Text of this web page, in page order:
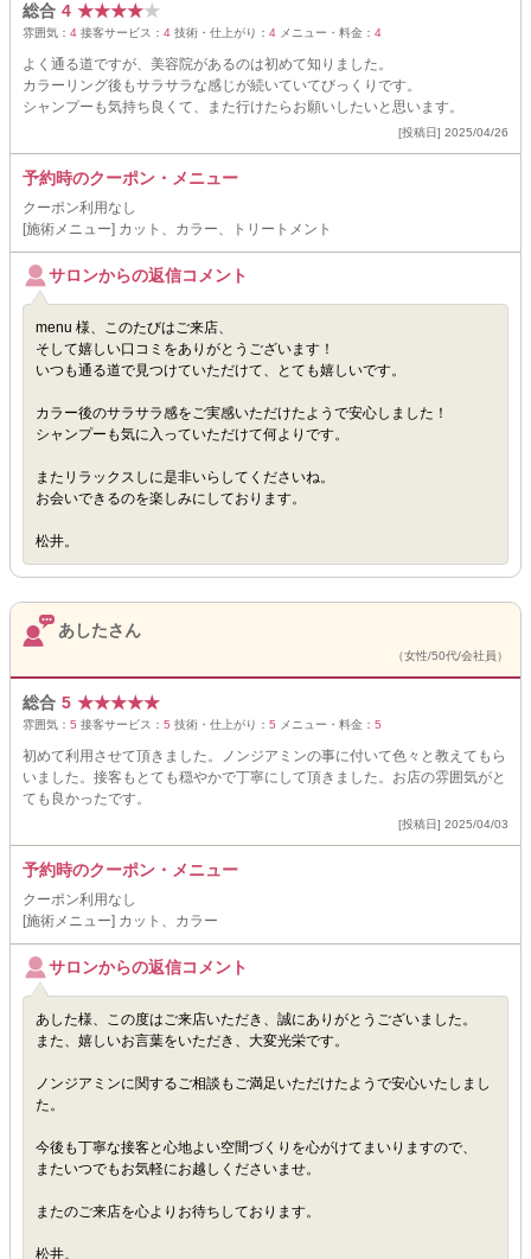
総合 4 ★★★★★
雰囲気： 4 接客サービス： 4 技術・仕上がり： 4 メニュー・料金： 4
よく通る道ですが、美容院があるのは初めて知りました。
カラーリング後もサラサラな感じが続いていてびっくりです。
シャンプーも気持ち良くて、また行けたらお願いしたいと思います。
[投稿日] 2025/04/26
予約時のクーポン・メニュー
クーポン利用なし
[施術メニュー] カット、カラー、トリートメント
サロンからの返信コメント
menu 様、このたびはご来店、
そして嬉しい口コミをありがとうございます！
いつも通る道で見つけていただけて、とても嬉しいです。
カラー後のサラサラ感をご実感いただけたようで安心しました！
シャンプーも気に入っていただけて何よりです。
またリラックスしに是非いらしてくださいね。
お会いできるのを楽しみにしております。
松井。
あしたさん
（女性/50代/会社員）
総合 5 ★★★★★
雰囲気： 5 接客サービス： 5 技術・仕上がり： 5 メニュー・料金： 5
初めて利用させて頂きました。ノンジアミンの事に付いて色々と教えてもら
いました。接客もとても穏やかで丁寧にして頂きました。お店の雰囲気がと
ても良かったです。
[投稿日] 2025/04/03
予約時のクーポン・メニュー
クーポン利用なし
[施術メニュー] カット、カラー
サロンからの返信コメント
あした様、この度はご来店いただき、誠にありがとうございました。
また、嬉しいお言葉をいただき、大変光栄です。
ノンジアミンに関するご相談もご満足いただけたようで安心いたしまし
た。
今後も丁寧な接客と心地よい空間づくりを心がけてまいりますので、
またいつでもお気軽にお越しくださいませ。
またのご来店を心よりお待ちしております。
松井。